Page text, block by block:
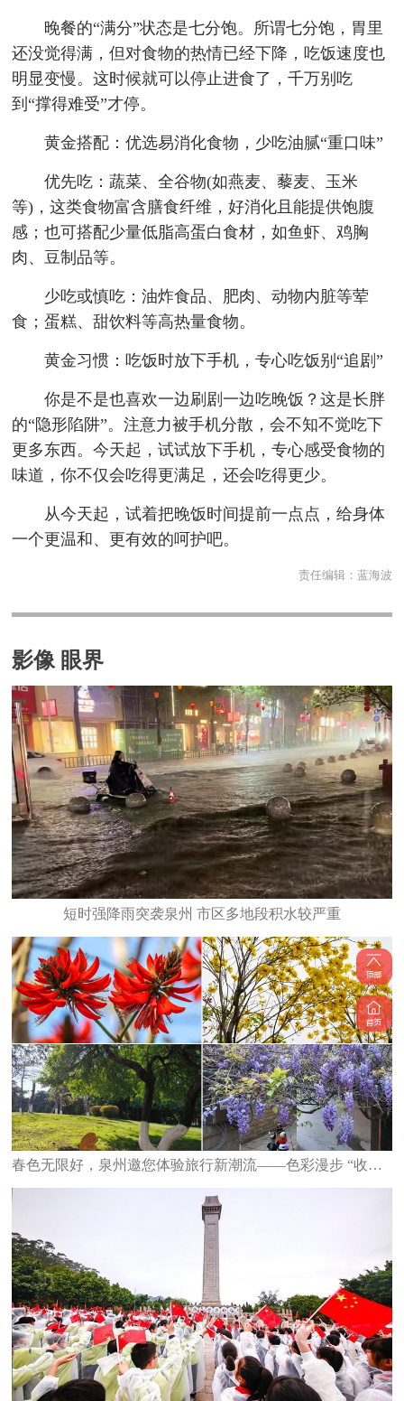
晚餐的“满分”状态是七分饱。所谓七分饱，胃里
还没觉得满，但对食物的热情已经下降，吃饭速度也
明显变慢。这时候就可以停止进食了，千万别吃
到“撑得难受”才停。
黄金搭配：优选易消化食物，少吃油腻“重口味”
优先吃：蔬菜、全谷物(如燕麦、藜麦、玉米
等)，这类食物富含膳食纤维，好消化且能提供饱腹
感；也可搭配少量低脂高蛋白食材，如鱼虾、鸡胸
肉、豆制品等。
少吃或慎吃：油炸食品、肥肉、动物内脏等荤
食；蛋糕、甜饮料等高热量食物。
黄金习惯：吃饭时放下手机，专心吃饭别“追剧”
你是不是也喜欢一边刷剧一边吃晚饭？这是长胖
的“隐形陷阱”。注意力被手机分散，会不知不觉吃下
更多东西。今天起，试试放下手机，专心感受食物的
味道，你不仅会吃得更满足，还会吃得更少。
从今天起，试着把晚饭时间提前一点点，给身体
一个更温和、更有效的呵护吧。
责任编辑： 蓝海波
影像 眼界
短时强降雨突袭泉州 市区多地段积水较严重
春色无限好，泉州邀您体验旅行新潮流——色彩漫步 “收集”春天